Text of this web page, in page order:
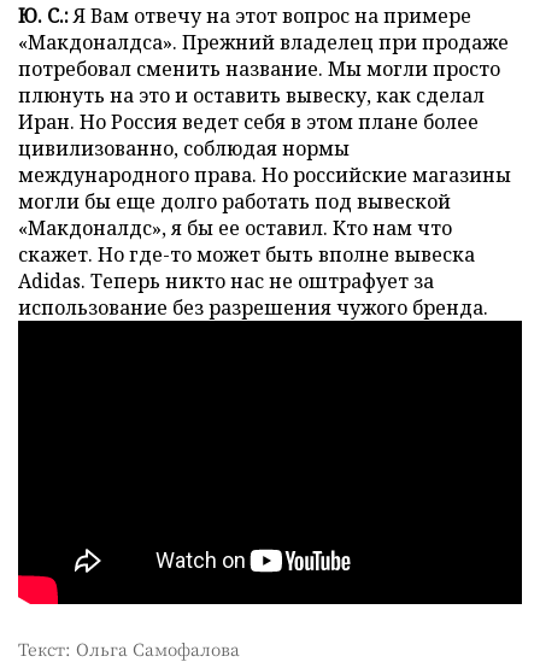
Ю. С.:Я Вам отвечу на этот вопрос на примере
«Макдоналдса». Прежний владелец при продаже
потребовал сменить название. Мы могли просто
плюнуть на это и оставить вывеску, как сделал
Иран. Но Россия ведет себя в этом плане более
цивилизованно, соблюдая нормы
международного права. Но российские магазины
могли бы еще долго работать под вывеской
«Макдоналдс», я бы ее оставил. Кто нам что
скажет. Но где-то может быть вполне вывеска
Adidas. Теперь никто нас не оштрафует за
использование без разрешения чужого бренда.
Текст: Ольга Самофалова